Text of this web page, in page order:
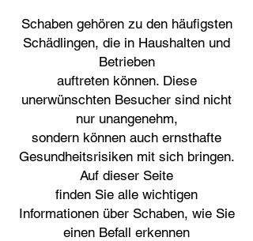
Schaben gehören zu den häufigsten
Schädlingen, die in Haushalten und
Betrieben
auftreten können. Diese
unerwünschten Besucher sind nicht
nur unangenehm,
sondern können auch ernsthafte
Gesundheitsrisiken mit sich bringen.
Auf dieser Seite
finden Sie alle wichtigen
Informationen über Schaben, wie Sie
einen Befall erkennen